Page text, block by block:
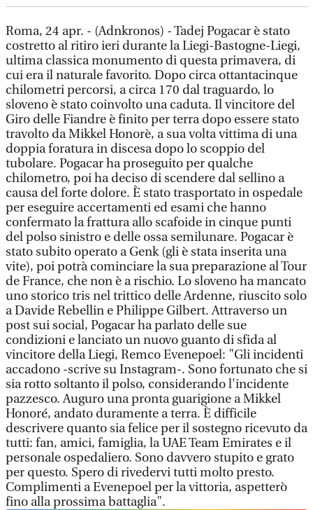
Roma, 24 apr. - (Adnkronos) - Tadej Pogacar è stato
costretto al ritiro ieri durante la Liegi-Bastogne-Liegi,
ultima classica monumento di questa primavera, di
cui era il naturale favorito. Dopo circa ottantacinque
chilometri percorsi, a circa 170 dal traguardo, lo
sloveno è stato coinvolto una caduta. Il vincitore del
Giro delle Fiandre è finito per terra dopo essere stato
travolto da Mikkel Honorè, a sua volta vittima di una
doppia foratura in discesa dopo lo scoppio del
tubolare. Pogacar ha proseguito per qualche
chilometro, poi ha deciso di scendere dal sellino a
causa del forte dolore. È stato trasportato in ospedale
per eseguire accertamenti ed esami che hanno
confermato la frattura allo scafoide in cinque punti
del polso sinistro e delle ossa semilunare. Pogacar è
stato subito operato a Genk (gli è stata inserita una
vite), poi potrà cominciare la sua preparazione al Tour
de France, che non è a rischio. Lo sloveno ha mancato
uno storico tris nel trittico delle Ardenne, riuscito solo
a Davide Rebellin e Philippe Gilbert. Attraverso un
post sui social, Pogacar ha parlato delle sue
condizioni e lanciato un nuovo guanto di sfida al
vincitore della Liegi, Remco Evenepoel: "Gli incidenti
accadono -scrive su Instagram-. Sono fortunato che si
sia rotto soltanto il polso, considerando l'incidente
pazzesco. Auguro una pronta guarigione a Mikkel
Honoré, andato duramente a terra. È difficile
descrivere quanto sia felice per il sostegno ricevuto da
tutti: fan, amici, famiglia, la UAE Team Emirates e il
personale ospedaliero. Sono davvero stupito e grato
per questo. Spero di rivedervi tutti molto presto.
Complimenti a Evenepoel per la vittoria, aspetterò
fino alla prossima battaglia".